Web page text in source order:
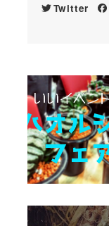
Twitter